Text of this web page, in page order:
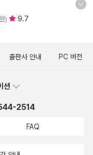
)
9.7
출판사 안내 PC 버전
션
2514
FAQ